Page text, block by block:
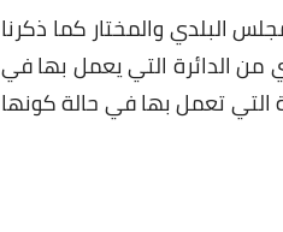
البلدي والمختار كما ذكرنا
من الدائرة التي يعمل بها في
التي تعمل بها في حالة كونها